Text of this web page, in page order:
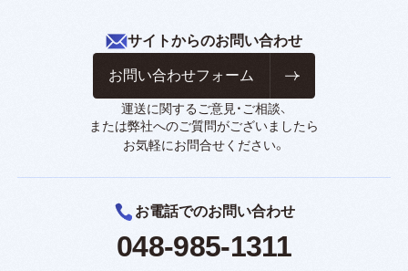
サイトからのお問い合わせ
お問い合わせフォーム
運送に関するご意見・ご相談、
または弊社へのご質問がございましたら
お気軽にお問合せください。
お電話でのお問い合わせ
048-985-1311